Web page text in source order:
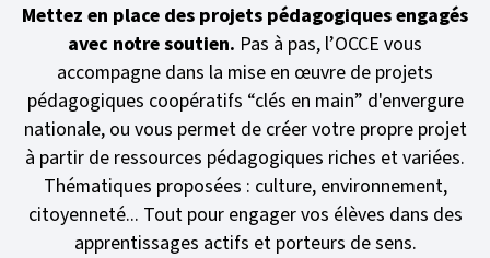
Mettez en place des projets pédagogiques engagés
avec notre soutien. Pas à pas, l’OCCE vous
accompagne dans la mise en œuvre de projets
pédagogiques coopératifs “clés en main” d'envergure
nationale, ou vous permet de créer votre propre projet
à partir de ressources pédagogiques riches et variées.
Thématiques proposées : culture, environnement,
citoyenneté... Tout pour engager vos élèves dans des
apprentissages actifs et porteurs de sens.